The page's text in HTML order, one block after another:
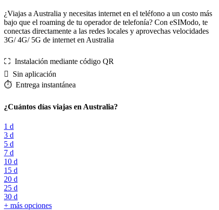
¿Viajas a Australia y necesitas internet en el teléfono a un costo más
bajo que el roaming de tu operador de telefonía? Con eSIModo, te
conectas directamente a las redes locales y aprovechas velocidades
3G/ 4G/ 5G de internet en Australia
⛶️️ Instalación mediante código QR
️ Sin aplicación
⏱️️ Entrega instantánea
¿Cuántos días viajas en Australia?
1 d
3 d
5 d
7 d
10 d
15 d
20 d
25 d
30 d
+ más opciones